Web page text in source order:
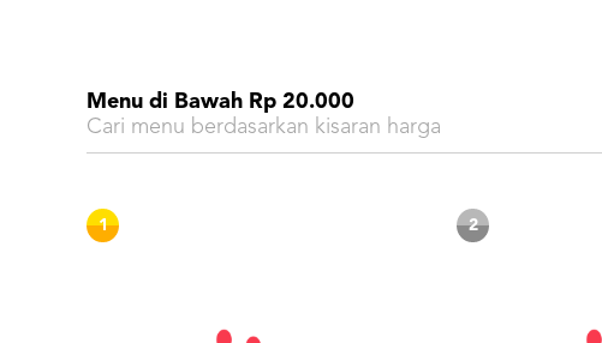
Menu di Bawah Rp 20.000
Cari menu berdasarkan kisaran harga
1 2